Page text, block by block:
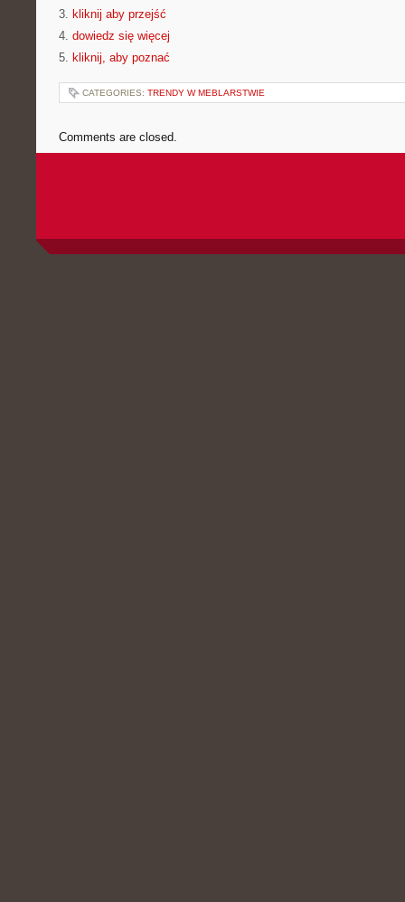
3. kliknij aby przejść
4. dowiedz się więcej
5. kliknij, aby poznać
CATEGORIES: TRENDY W MEBLARSTWIE
Comments are closed.